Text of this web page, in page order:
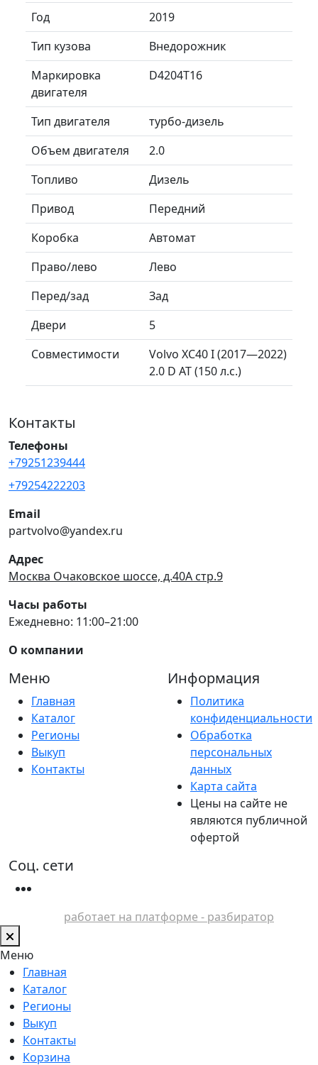
Год
2019
Тип кузова
Внедорожник
Маркировка
двигателя
D4204T16
Тип двигателя
турбо-дизель
Объем двигателя
2.0
Топливо
Дизель
Привод
Передний
Коробка
Автомат
Право/лево
Лево
Перед/зад
Зад
Двери
5
Совместимости
Volvo XC40 I (2017—2022)
2.0 D AT (150 л.с.)
Контакты
Телефоны
+79251239444
+79254222203
Email
partvolvo@yandex.ru
Адрес
Москва Очаковское шоссе, д.40А стр.9
Часы работы
Ежедневно: 11:00–21:00
О компании
Меню
Главная
Каталог
Регионы
Выкуп
Контакты
Информация
Политика
конфиденциальности
Обработка
персональных
данных
Карта сайта
Цены на сайте не
являются публичной
офертой
Соц. сети
работает на платформе - разбиратор
Меню
Главная
Каталог
Регионы
Выкуп
Контакты
Корзина